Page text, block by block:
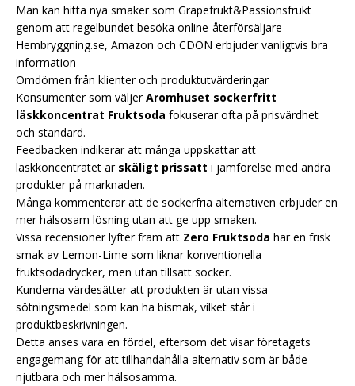
Man kan hitta nya smaker som Grapefrukt&Passionsfrukt
genom att regelbundet besöka online-återförsäljare
Hembryggning.se, Amazon och CDON erbjuder vanligtvis bra
information
Omdömen från klienter och produktutvärderingar
Konsumenter som väljerAromhuset sockerfritt
läskkoncentrat Fruktsoda fokuserar ofta på prisvärdhet
och standard.
Feedbacken indikerar att många uppskattar att
läskkoncentratet är skäligt prissatt i jämförelse med andra
produkter på marknaden.
Många kommenterar att de sockerfria alternativen erbjuder en
mer hälsosam lösning utan att ge upp smaken.
Vissa recensioner lyfter fram att Zero Fruktsoda har en frisk
smak av Lemon-Lime som liknar konventionella
fruktsodadrycker, men utan tillsatt socker.
Kunderna värdesätter att produkten är utan vissa
sötningsmedel som kan ha bismak, vilket står i
produktbeskrivningen.
Detta anses vara en fördel, eftersom det visar företagets
engagemang för att tillhandahålla alternativ som är både
njutbara och mer hälsosamma.